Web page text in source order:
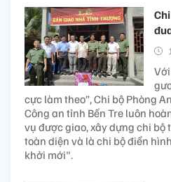
cực làm theo”, Chi bộ Phòng
Công an tỉnh Bến Tre luôn
vụ được giao, xây dựng chi bộ
toàn diện và là chi bộ điển
khởi mới".